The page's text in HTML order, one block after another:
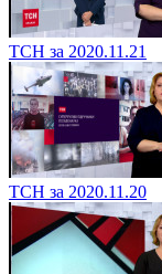
ТСН за 2020.11.21
ТСН за 2020.11.20